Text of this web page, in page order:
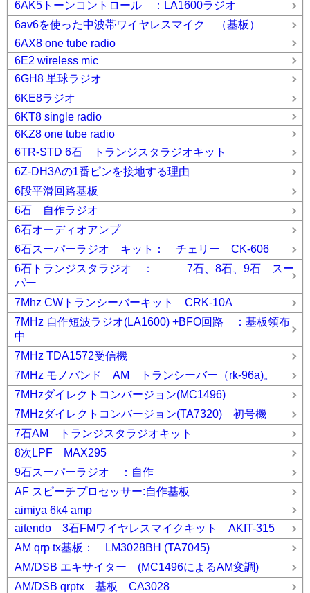
6AK5トーンコントロール ：LA1600ラジオ
6av6を使った中波帯ワイヤレスマイク （基板）
6AX8 one tube radio
6E2 wireless mic
6GH8 単球ラジオ
6KE8ラジオ
6KT8 single radio
6KZ8 one tube radio
6TR-STD 6石 トランジスタラジオキット
6Z-DH3Aの1番ピンを接地する理由
6段平滑回路基板
6石 自作ラジオ
6石オーディオアンプ
6石スーパーラジオ キット： チェリー CK-606
6石トランジスタラジオ ： 7石、8石、9石 スー
パー
7Mhz CWトランシーバーキット CRK-10A
7MHz 自作短波ラジオ(LA1600) +BFO回路 ：基板領布
中
7MHz TDA1572受信機
7MHz モノバンド AM トランシーバー（rk-96a)。
7MHzダイレクトコンバージョン(MC1496)
7MHzダイレクトコンバージョン(TA7320) 初号機
7石AM トランジスタラジオキット
8次LPF MAX295
9石スーパーラジオ ：自作
AF スピーチプロセッサー:自作基板
aimiya 6k4 amp
aitendo 3石FMワイヤレスマイクキット AKIT-315
AM qrp tx基板： LM3028BH (TA7045)
AM/DSB エキサイター (MC1496によるAM変調)
AM/DSB qrptx 基板 CA3028